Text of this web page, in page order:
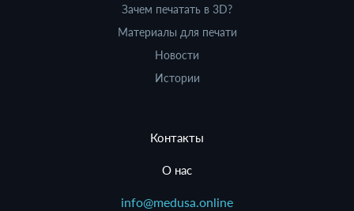
Зачем печатать в 3D?
Материалы для печати
Новости
Истории
Контакты
О нас
info@medusa.online